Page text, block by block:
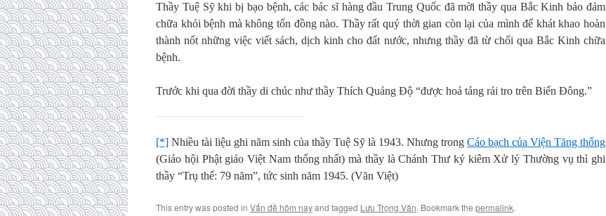
Thầy Tuệ Sỹ khi bị bạo bệnh, các bác sĩ hàng đầu Trung Quốc đã mời thầy qua Bắc Kinh bảo đảm
chữa khỏi bệnh mà không tốn đồng nào. Thầy rất quý thời gian còn lại của mình để khát khao hoàn
thành nốt những việc viết sách, dịch kinh cho đất nước, nhưng thầy đã từ chối qua Bắc Kinh chữa
bệnh.
Trước khi qua đời thầy di chúc như thầy Thích Quảng Độ “được hoả táng rải tro trên Biển Đông.”
[*] Nhiều tài liệu ghi năm sinh của thầy Tuệ Sỹ là 1943. Nhưng trong Cáo bạch của Viện Tăng thống
(Giáo hội Phật giáo Việt Nam thống nhất) mà thầy là Chánh Thư ký kiêm Xử lý Thường vụ thì ghi
thầy “Trụ thế: 79 năm”, tức sinh năm 1945. (Văn Việt)
This entry was posted in Vấn đề hôm nayand tagged Lưu Trọng Văn. Bookmark the permalink.